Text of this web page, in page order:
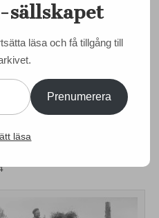
daggdroppen och speglar
”Vägen ut”
juli
sällskapet
läsa och få tillgång till
Prenumerera
läsa